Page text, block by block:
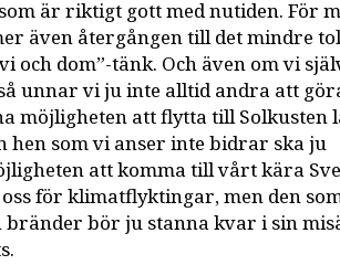
är riktigt gott med nutiden. För
även återgången till det mindre
och dom”-tänk. Och även om vi
unnar vi ju inte alltid andra att
möjligheten att flytta till Solkusten
hen som vi anser inte bidrar ska ju
att komma till vårt kära
för klimatflyktingar, men den
bör ju stanna kvar i sin